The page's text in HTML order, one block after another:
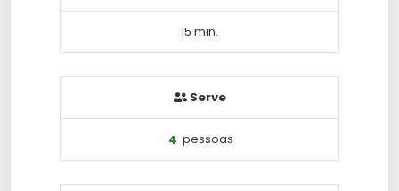
15 min.
Serve
4 pessoas